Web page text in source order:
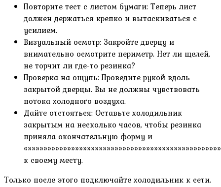
Повторите тест с листом бумаги: Теперь лист
должен держаться крепко и вытаскиваться с
усилием.
Визуальный осмотр: Закройте дверцу и
внимательно осмотрите периметр. Нет ли щелей,
не торчит ли где-то резинка?
Проверка на ощупь: Проведите рукой вдоль
закрытой дверцы. Вы не должны чувствовать
потока холодного воздуха.
Дайте отстояться: Оставьте холодильник
закрытым на несколько часов, чтобы резинка
приняла окончательную форму и
к своему месту.
Только после этого подключайте холодильник к сети.